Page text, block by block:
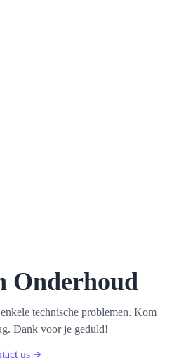
Onderhoud
technische problemen. Kom
Dank voor je geduld!
us